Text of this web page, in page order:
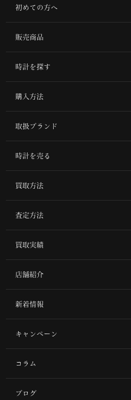
初めての方へ
販売商品
時計を探す
購入方法
取扱ブランド
時計を売る
買取方法
査定方法
買取実績
店舗紹介
新着情報
キャンペーン
コラム
ブログ